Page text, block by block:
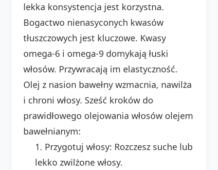
lekka konsystencja jest korzystna.
Bogactwo nienasyconych kwasów
tłuszczowych jest kluczowe. Kwasy
omega-6 i omega-9 domykają łuski
włosów. Przywracają im elastyczność.
Olej z nasion bawełny wzmacnia, nawilża
i chroni włosy. Sześć kroków do
prawidłowego olejowania włosów olejem
bawełnianym:
Przygotuj włosy: Rozczesz suche lub
lekko zwilżone włosy.